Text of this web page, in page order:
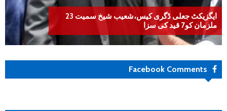
ایگزیکٹ جعلی ڈگری کیس،شعیب شیخ سمیت 23
ملزمان کو7 قید کی سزا
Facebook Comments